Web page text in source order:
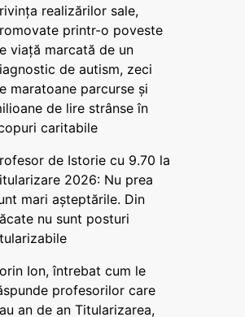
realizărilor sale,
printr-o poveste
viață marcată de un
de autism, zeci
maratoane parcurse și
de lire strânse în
caritabile
de Istorie cu 9.70 la
2026: Nu prea
mari așteptările. Din
nu sunt posturi
Ion, întrebat cum le
profesorilor care
an de an Titularizarea,